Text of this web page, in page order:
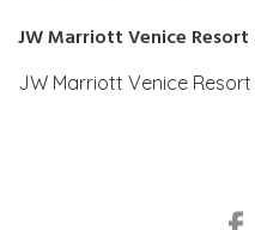
JW Marriott Venice
JW Marriott Venice Resort